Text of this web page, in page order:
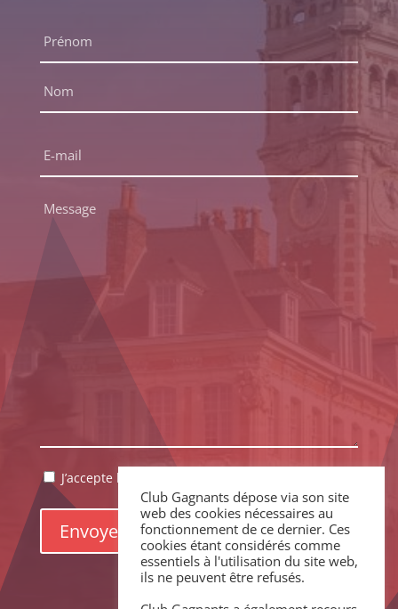
complet
mail
Message
RGPDJ’accepte la politique de confidentialité.
Club Gagnants dépose via son site
web des cookies nécessaires au
fonctionnement de ce dernier. Ces
cookies étant considérés comme
essentiels à l'utilisation du site web,
ils ne peuvent être refusés.